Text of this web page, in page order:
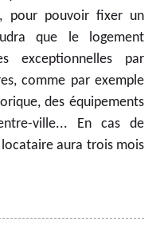
pour pouvoir fixer un
que le logement
exceptionnelles par
comme par exemple
des équipements
ville... En cas de
aura trois mois